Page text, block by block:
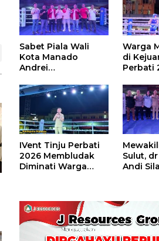
Sabet Piala Wali
Kota Manado
Andrei
Boxing Camp Juara
Umum Tinju Perbati
2026
Warga
di
Perbati
Piala
IVent Tinju Perbati
2026 Membludak
Diminati Warga
Sulut,
Andi
Piala
Manado